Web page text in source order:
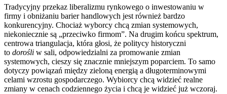
Tradycyjny przekaz liberalizmu rynkowego o inwestowaniu w
firmy i obniżaniu barier handlowych jest również bardzo
konkurencyjny. Chociaż wyborcy chcą zmian systemowych,
niekoniecznie są „przeciwko firmom”. Na drugim końcu spektrum,
centrowa triangulacja, która głosi, że politycy historyczni
to dorośli w sali, odpowiedzialni za promowanie zmian
systemowych, cieszy się znacznie mniejszym poparciem. To samo
dotyczy powiązań między zieloną energią a długoterminowymi
celami wzrostu gospodarczego. Wybiorcy chcą widzieć realne
zmiany w cenach codziennego życia i chcą je widzieć już wczoraj.